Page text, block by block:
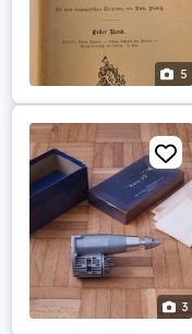
5
3